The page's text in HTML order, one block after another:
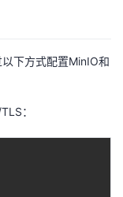
下方式配置MinIO和
：